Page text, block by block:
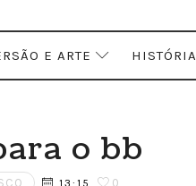
E ARTE HISTÓRIA
o bb
13:15 0